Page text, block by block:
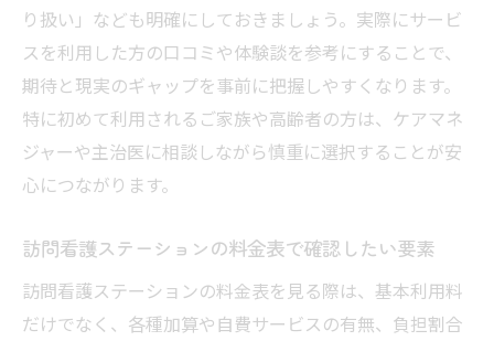
り扱い」なども明確にしておきましょう。実際にサービ
スを利用した方の口コミや体験談を参考にすることで、
期待と現実のギャップを事前に把握しやすくなります。
特に初めて利用されるご家族や高齢者の方は、ケアマネ
ジャーや主治医に相談しながら慎重に選択することが安
心につながります。
訪問看護ステーションの料金表で確認したい要素
訪問看護ステーションの料金表を見る際は、基本利用料
だけでなく、各種加算や自費サービスの有無、負担割合